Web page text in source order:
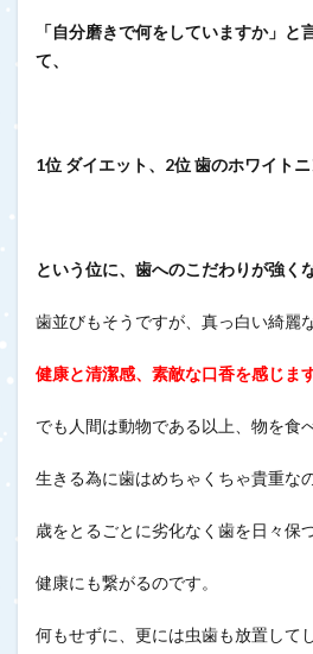
「自分磨きで何をしていますか」と
て、
1位 ダイエット、2位 歯のホワイト
という位に、歯へのこだわりが強く
歯並びもそうですが、真っ白い綺麗
健康と清潔感、素敵な口香を感じます
でも人間は動物である以上、物を食
生きる為に歯はめちゃくちゃ貴重な
歳をとるごとに劣化なく歯を日々保
健康にも繋がるのです。
何もせずに、更には虫歯も放置して